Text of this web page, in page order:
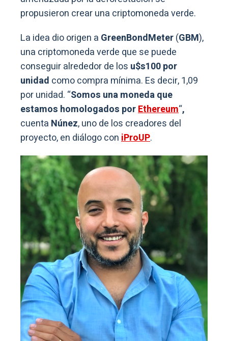
propusieron crear una criptomoneda verde.
La idea dio origen a GreenBondMeter(GBM),
una criptomoneda verde que se puede
conseguir alrededor de los u$s100 por
unidad como compra mínima. Es decir, 1,09
por unidad. “Somos una moneda que
estamos homologados porEthereum“,
cuenta Núnez, uno de los creadores del
proyecto, en diálogo coniProUP.